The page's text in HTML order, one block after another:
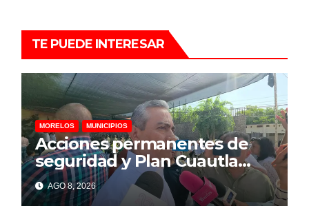
TE PUEDE INTERESAR
MORELOS MUNICIPIOS
Acciones permanentes de
seguridad y Plan Cuautla
dejan 58 detenidos y más de
150 extorsiones resueltas
AGO 8, 2026